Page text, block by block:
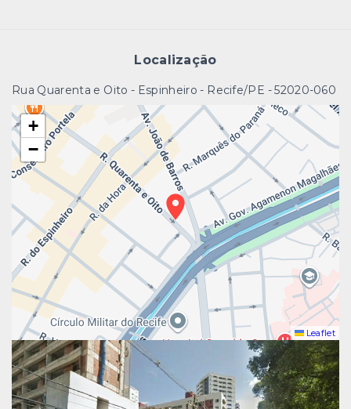
Localização
Rua Quarenta e Oito - Espinheiro - Recife/PE - 52020-060
+
−
Leaflet